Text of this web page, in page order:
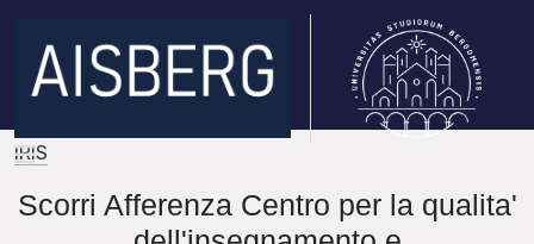
IRIS
Scorri Afferenza Centro per la qualita'